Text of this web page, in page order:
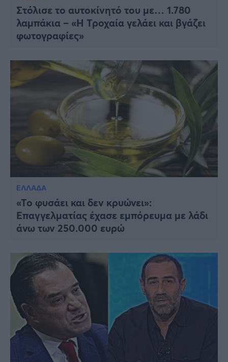
Στόλισε το αυτοκίνητό του με… 1.780
λαμπάκια – «Η Τροχαία γελάει και βγάζει
φωτογραφίες»
ΕΛΛΑΔΑ
«Το φυσάει και δεν κρυώνει»:
Επαγγελματίας έχασε εμπόρευμα με λάδι
άνω των 250.000 ευρώ